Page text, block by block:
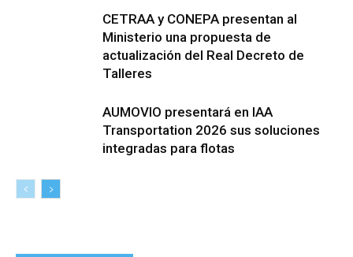
CETRAA y CONEPA presentan al
Ministerio una propuesta de
actualización del Real Decreto de
Talleres
AUMOVIO presentará en IAA
Transportation 2026 sus soluciones
integradas para flotas